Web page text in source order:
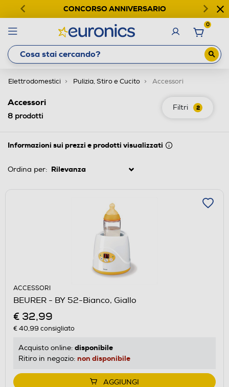
CONCORSO ANNIVERSARIO
0
Elettrodomestici Pulizia, Stiro e Cucito Accessori
Filtri 2
Accessori
8 prodotti
Informazioni sui prezzi e prodotti visualizzati
Ordina per:
ACCESSORI
BEURER - BY 52-Bianco, Giallo
€ 32,99
€ 40,99 consigliato
Acquisto online: disponibile
Ritiro in negozio: non disponibile
AGGIUNGI